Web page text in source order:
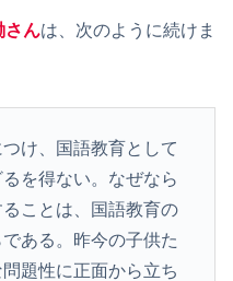
さんは、次のように続けま
け、国語教育として
を得ない。なぜなら
ことは、国語教育の
ある。昨今の子供た
題性に正面から立ち